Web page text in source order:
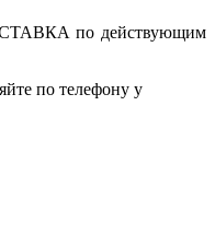
по действующим
по телефону у